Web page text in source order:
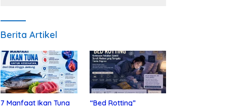
Berita Artikel
7 Manfaat Ikan Tuna
“Bed Rotting”